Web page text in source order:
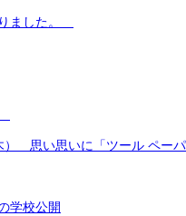
ました。
） 思い思いに「ツール ペー
学校公開